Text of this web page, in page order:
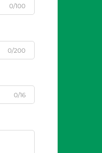
0/100
0/200
0/16